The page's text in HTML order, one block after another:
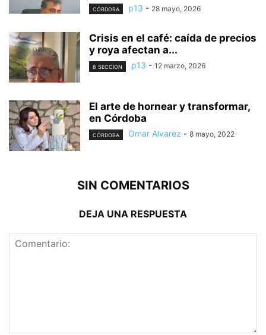
CÓRDOBA p13 - 28 mayo, 2026
Crisis en el café: caída de precios
y roya afectan a...
8 SECCION p13 - 12 marzo, 2026
El arte de hornear y transformar,
en Córdoba
CÓRDOBA Omar Alvarez - 8 mayo, 2022
SIN COMENTARIOS
DEJA UNA RESPUESTA